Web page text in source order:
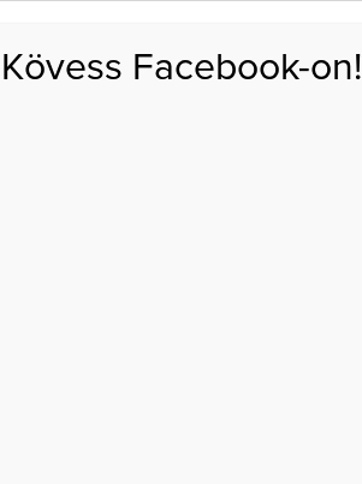
Kövess Facebook-on!